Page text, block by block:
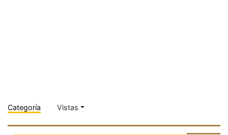
Categoría Vistas